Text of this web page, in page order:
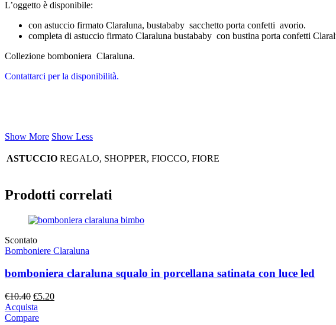
L’oggetto è disponibile:
con astuccio firmato Claraluna, bustababy sacchetto porta confetti avorio.
completa di astuccio firmato Claraluna bustababy con bustina porta confetti
Collezione bomboniera Claraluna.
Contattarci per la disponibilità.
Show More Show Less
ASTUCCIO REGALO, SHOPPER, FIOCCO, FIORE
Prodotti correlati
Scontato
Bomboniere Claraluna
bomboniera claraluna squalo in porcellana satinata con luce led
€10.40 Il
prezzo
originale
€5.20Il
Acquista
Compare